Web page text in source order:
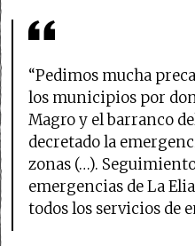
“Pedimos mucha
los municipios por
Magro y el barranco
decretado la
zonas (…).
emergencias de La
todos los servicios de